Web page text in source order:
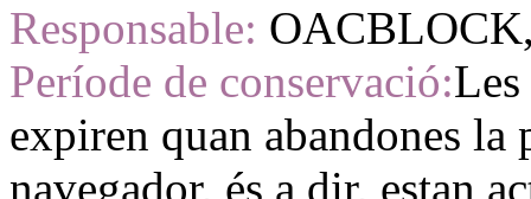
Responsable:
Període de conservació:Les
expiren quan abandones la
navegador, és a dir, estan